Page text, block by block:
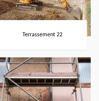
Terrassement 22